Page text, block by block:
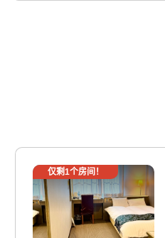
仅剩1个房间！